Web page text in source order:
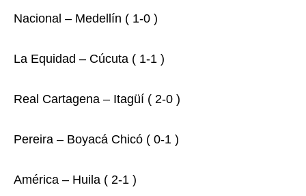
Nacional – Medellín ( 1-0 )
La Equidad – Cúcuta ( 1-1 )
Real Cartagena – Itagüí ( 2-0 )
Pereira – Boyacá Chicó ( 0-1 )
América – Huila ( 2-1 )